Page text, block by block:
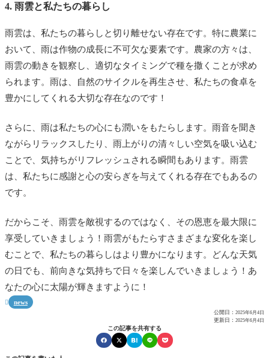
4. 雨雲と私たちの暮らし
雨雲は、私たちの暮らしと切り離せない存在です。特に農業に
おいて、雨は作物の成長に不可欠な要素です。農家の方々は、
雨雲の動きを観察し、適切なタイミングで種を撒くことが求め
られます。雨は、自然のサイクルを再生させ、私たちの食卓を
豊かにしてくれる大切な存在なのです！
さらに、雨は私たちの心にも潤いをもたらします。雨音を聞き
ながらリラックスしたり、雨上がりの清々しい空気を吸い込む
ことで、気持ちがリフレッシュされる瞬間もあります。雨雲
は、私たちに感謝と心の安らぎを与えてくれる存在でもあるの
です。
だからこそ、雨雲を敵視するのではなく、その恩恵を最大限に
享受していきましょう！雨雲がもたらすさまざまな変化を楽し
むことで、私たちの暮らしはより豊かになります。どんな天気
の日でも、前向きな気持ちで日々を楽しんでいきましょう！あ
なたの心に太陽が輝きますように！
 news
公開日： 2025年6月4日
更新日： 2025年6月4日
この記事を共有する